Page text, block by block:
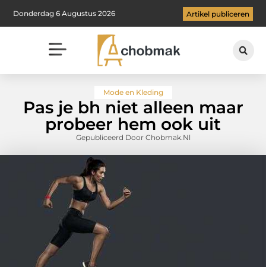
Donderdag 6 Augustus 2026 Artikel publiceren
Mode en Kleding
Pas je bh niet alleen maar
probeer hem ook uit
Gepubliceerd Door Chobmak.nl